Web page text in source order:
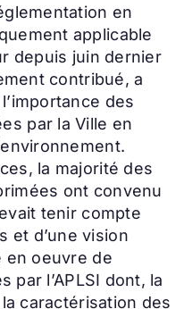
en
applicable
depuis juin dernier
contribué, a
des
par la Ville en
la majorité des
ont convenu
tenir compte
et d’une vision
en oeuvre de
par l’APLSI dont, la
caractérisation des